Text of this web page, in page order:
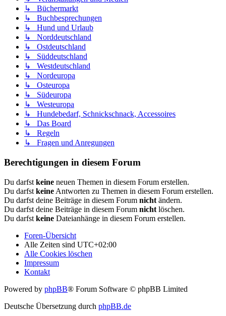
↳ Büchermarkt
↳ Buchbesprechungen
↳ Hund und Urlaub
↳ Norddeutschland
↳ Ostdeutschland
↳ Süddeutschland
↳ Westdeutschland
↳ Nordeuropa
↳ Osteuropa
↳ Südeuropa
↳ Westeuropa
↳ Hundebedarf, Schnickschnack, Accessoires
↳ Das Board
↳ Regeln
↳ Fragen und Anregungen
Berechtigungen in diesem Forum
Du darfst keine neuen Themen in diesem Forum erstellen.
Du darfst keine Antworten zu Themen in diesem Forum erstellen.
Du darfst deine Beiträge in diesem Forum nicht ändern.
Du darfst deine Beiträge in diesem Forum nicht löschen.
Du darfst keine Dateianhänge in diesem Forum erstellen.
Foren-Übersicht
Alle Zeiten sind UTC+02:00
Alle Cookies löschen
Impressum
Kontakt
Powered by phpBB® Forum Software © phpBB Limited
Deutsche Übersetzung durch phpBB.de